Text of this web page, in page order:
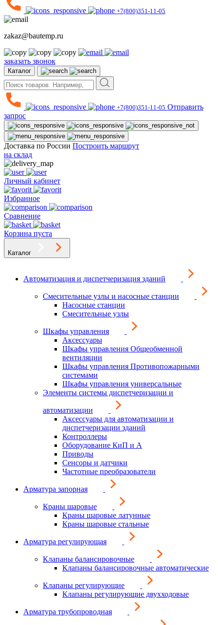
+7(800)351-11-05
zakaz@bautemp.ru
заказать звонок
Каталог
+7(800)351-11-05 Отправить
запрос
Доставка по России Построить маршрут
на склад
Личный кабинет
Избранное
Сравнение
Корзина пуста
Каталог
Автоматизация и диспетчеризация зданий
Смесительные узлы и насосные станции
Насосные станции
Смесительные узлы
Шкафы управления
Аксессуары
Шкафы управления Общеобменной
вентиляции
Шкафы управления Противопожарными
системами
Шкафы управления универсальные
Элементы системы диспетчеризации и
автоматизации
Аксессуары для автоматизации и
диспетчеризации зданий
Контроллеры
Оборудование КиП и А
Приводы
Сенсоры и датчики
Частотные преобразователи
Арматура запорная
Краны шаровые
Краны шаровые латунные
Краны шаровые стальные
Арматура регулирующая
Клапаны балансировочные
Клапаны балансировочные автоматические
Клапаны регулирующие
Клапаны регулирующие двухходовые
Арматура трубопроводная